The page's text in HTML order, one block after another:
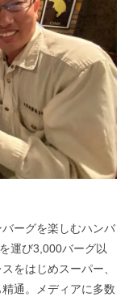
ーグを楽しむハンバ
運び3,000バーグ以
をはじめスーパー、
通。メディアに多数